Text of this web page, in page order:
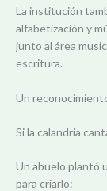
La institución
alfabetización y
junto al área
escritura.
Un
Si la calandria
Un abuelo plantó
para criarlo: